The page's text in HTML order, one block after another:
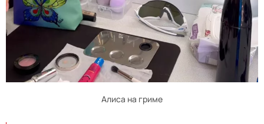
Алиса на гриме